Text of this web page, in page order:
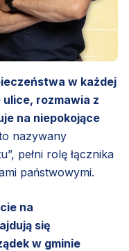
w każdej
rozmawia z
na niepokojące
nazywany
pełni rolę łącznika
państwowymi.
na
się
w gminie